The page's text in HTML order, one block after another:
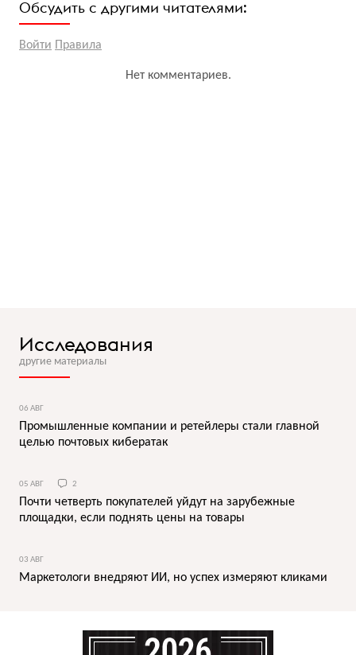
Обсудить с другими читателями:
Войти Правила
Нет комментариев.
Исследования
другие материалы
06 АВГ
Промышленные компании и ретейлеры стали главной
целью почтовых кибератак
05 АВГ 2
Почти четверть покупателей уйдут на зарубежные
площадки, если поднять цены на товары
03 АВГ
Маркетологи внедряют ИИ, но успех измеряют кликами